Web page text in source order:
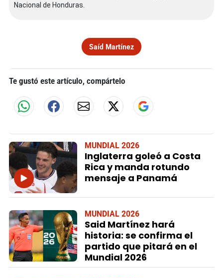
Nacional de Honduras.
Saíd Martínez
Te gustó este artículo, compártelo
MUNDIAL 2026
Inglaterra goleó a Costa
Rica y manda rotundo
mensaje a Panamá
MUNDIAL 2026
Said Martínez hará
historia: se confirma el
partido que pitará en el
Mundial 2026